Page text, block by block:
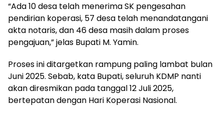
“Ada 10 desa telah menerima SK pengesahan
pendirian koperasi, 57 desa telah menandatangani
akta notaris, dan 46 desa masih dalam proses
pengajuan,” jelas Bupati M. Yamin.
Proses ini ditargetkan rampung paling lambat bulan
Juni 2025. Sebab, kata Bupati, seluruh KDMP nanti
akan diresmikan pada tanggal 12 Juli 2025,
bertepatan dengan Hari Koperasi Nasional.